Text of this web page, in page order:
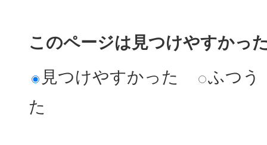
このページは見つけやすかっ
見つけやすかった
ふつう
た